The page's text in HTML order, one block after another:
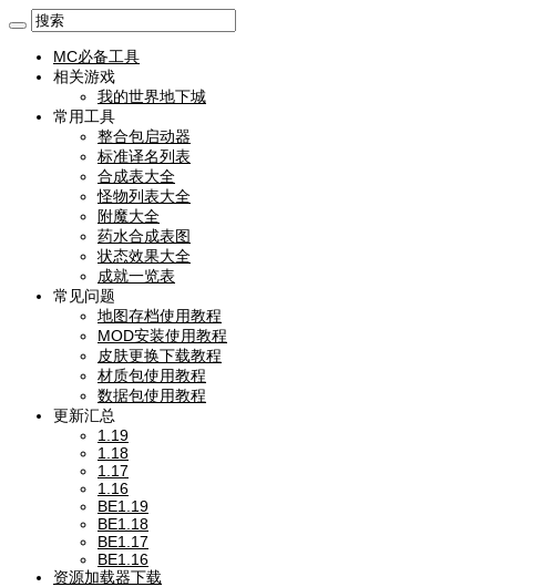
MC必备工具
相关游戏
我的世界地下城
常用工具
整合包启动器
标准译名列表
合成表大全
怪物列表大全
附魔大全
药水合成表图
状态效果大全
成就一览表
常见问题
地图存档使用教程
MOD安装使用教程
皮肤更换下载教程
材质包使用教程
数据包使用教程
更新汇总
1.19
1.18
1.17
1.16
BE1.19
BE1.18
BE1.17
BE1.16
资源加载器下载